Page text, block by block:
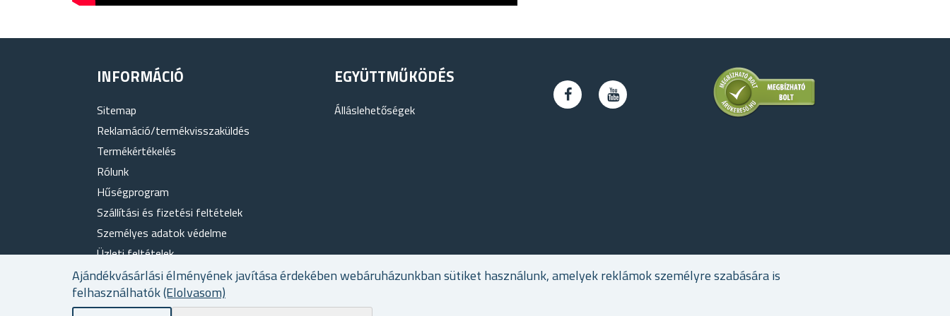
Ajándékvásárlási élményének javítása érdekében webáruházunkban sütiket használunk, amelyek reklámok személyre szabására is
felhasználhatók(Elolvasom)
INFORMÁCIÓ
Sitemap
Reklamáció/termékvisszaküldés
Termékértékelés
Rólunk
Hűségprogram
Szállítási és fizetési feltételek
Személyes adatok védelme
Üzleti feltételek
Sütik használata
Elérhetőség
EGYÜTTMŰKÖDÉS
Álláslehetőségek